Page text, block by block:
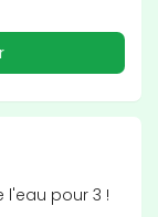
l'eau pour 3 !